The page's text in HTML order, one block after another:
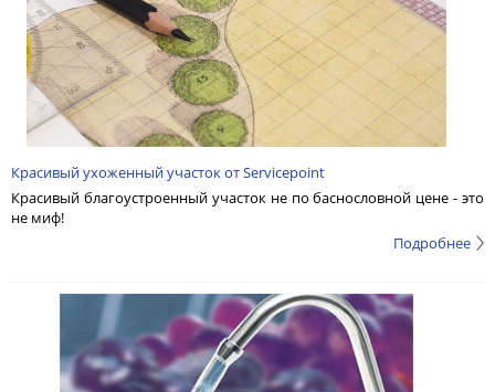
Красивый ухоженный участок от Servicepoint
Красивый благоустроенный участок не по баснословной цене - это
не миф!
Подробнее